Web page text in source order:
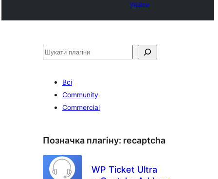
Увійти
Пошук
Всі
Community
Commercial
Позначка плагіну: recaptcha
WP Ticket Ultra